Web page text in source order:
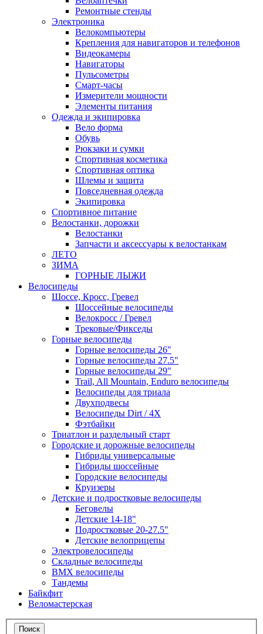
Ремонтные стенды
Электроника
Велокомпьютеры
Крепления для навигаторов и телефонов
Видеокамеры
Навигаторы
Пульсометры
Смарт-часы
Измерители мощности
Элементы питания
Одежда и экипировка
Вело форма
Обувь
Рюкзаки и сумки
Спортивная косметика
Спортивная оптика
Шлемы и защита
Повседневная одежда
Экипировка
Спортивное питание
Велостанки, дорожки
Велостанки
Запчасти и аксессуары к велостанкам
ЛЕТО
ЗИМА
ГОРНЫЕ ЛЫЖИ
Велосипеды
Шоссе, Кросс, Гревел
Шоссейные велосипеды
Велокросс / Гревел
Трековые/Фикседы
Горные велосипеды
Горные велосипеды 26"
Горные велосипеды 27.5"
Горные велосипеды 29"
Trail, All Mountain, Enduro велосипеды
Велосипеды для триала
Двухподвесы
Велосипеды Dirt / 4X
Фэтбайки
Триатлон и раздельный старт
Городские и дорожные велосипеды
Гибриды универсальные
Гибриды шоссейные
Городские велосипеды
Круизеры
Детские и подростковые велосипеды
Беговелы
Детские 14-18"
Подростковые 20-27.5"
Детские велоприцепы
Электровелосипеды
Складные велосипеды
BMX велосипеды
Тандемы
Байкфит
Веломастерская